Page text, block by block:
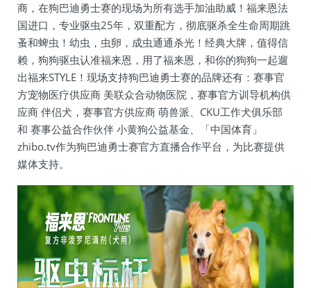
商，在狗巴迪勇士赛的现场为所有选手加油助威！福来恩法
国进口，专业驱虫25年，双重配方，彻底驱杀全生命周期跳
蚤和蜱虫！幼虫，虫卵，成虫通通杀光！经典大牌，值得信
赖，狗狗驱虫认准福来恩，用了福来恩，和你的狗狗一起遛
出福来STYLE！现场支持狗巴迪勇士赛的品牌还有：赛事官
方宠物医疗供应商 美联众合动物医院，赛事官方训导机构供
应商 伴侣犬，赛事官方供应商 萌兽派、CKU工作犬俱乐部
和 赛事公益合作伙伴 小黄狗公益基金、「中国体育」
zhibo.tv作为狗巴迪勇士赛官方直播合作平台，为比赛提供
媒体支持。